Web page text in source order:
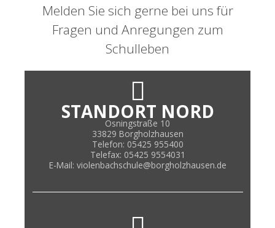
Melden Sie sich gerne bei uns für
Fragen und Anregungen zum
Schulleben
STANDORT NORD
Osningstraße 10
33829 Borgholzhausen
Telefon: 05425 955400
Telefax: 05425 9554031
E-Mail: violenbachschule@borgholzhausen.de